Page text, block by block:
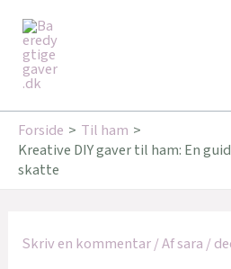
indholdet
Forside
Til ham
Kreative DIY gaver til ham: En
skatte
Skriv en kommentar/ Afsara/